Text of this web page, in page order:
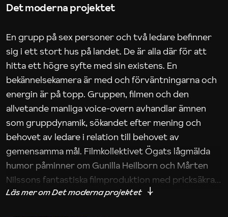
Det moderna projektet
En grupp på sex personer och två ledare befinner
sig i ett stort hus på landet. De är alla där för att
hitta ett högre syfte med sin existens. En
bekännelsekamera är med och förväntningarna och
energin är på topp. Gruppen, filmen och den
allvetande manliga voice-overn avhandlar ämnen
som gruppdynamik, sökandet efter mening och
behovet av ledare i relation till behovet av
gemensamma mål. Filmkollektivet Ögats lågmälda
humor påminner om Gunilla Heilborn och Mårten
Nilssons fantastiska filmproduktion med pricksäkra
iakttagelser om hur svårt det kan vara att omsätta